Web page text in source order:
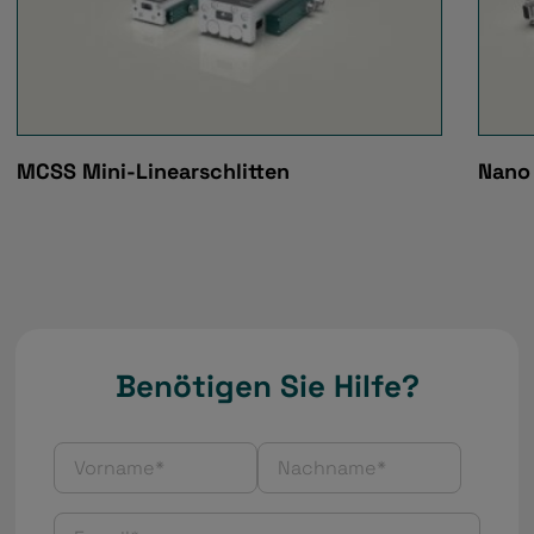
MCSS Mini-Linearschlitten
Benötigen Sie Hilfe?